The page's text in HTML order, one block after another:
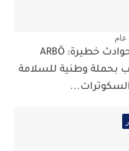
عام
بعد حوادث خطيرة: ARBÖ
بحملة وطنية للسلامة